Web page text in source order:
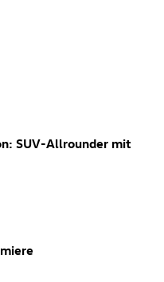
SUV-Allrounder mit